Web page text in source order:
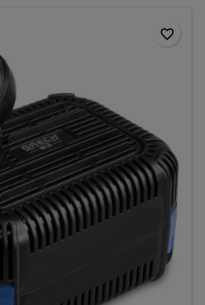
favorite_border